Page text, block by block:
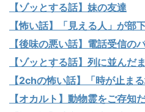
【ゾッとする話】妹の友達
【怖い話】「見える人」が部
【後味の悪い話】電話受信の
【ゾッとする話】列に並んだ
【2chの怖い話】「時が止ま
【オカルト】動物霊をご存知